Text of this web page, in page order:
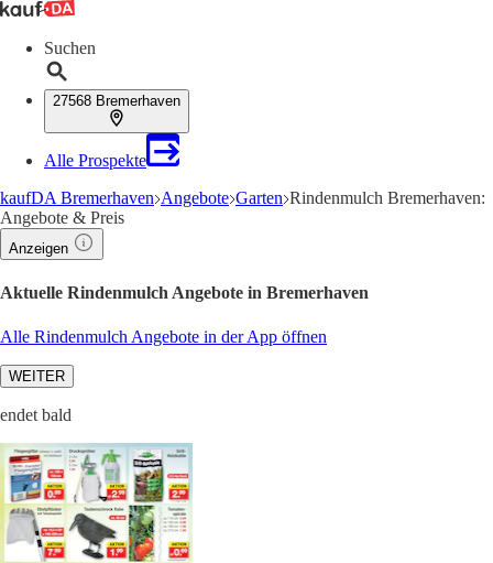
Suchen
27568 Bremerhaven
Alle Prospekte
kaufDA Bremerhaven Angebote Garten Rindenmulch Bremerhaven:
Angebote & Preis
Anzeigen
Aktuelle Rindenmulch Angebote in Bremerhaven
Alle Rindenmulch Angebote in der App öffnen
WEITER
endet bald